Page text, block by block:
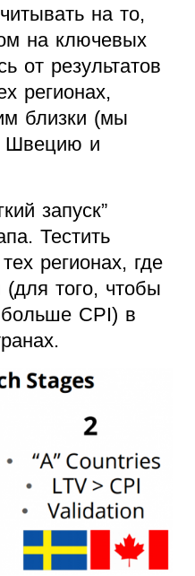
на то,
на ключевых
от результатов
регионах,
близки (мы
Швецию и
запуск”
Тестить
регионах, где
того, чтобы
больше CPI) в